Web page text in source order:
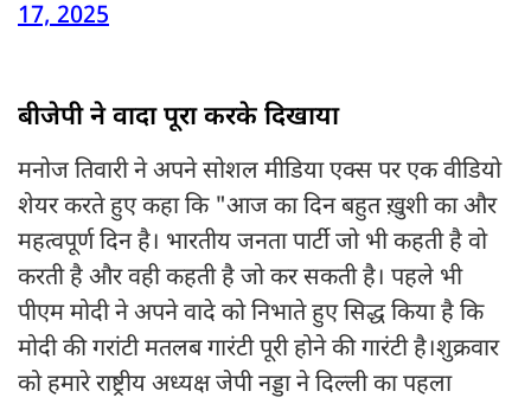
17, 2025
बीजेपी ने वादा पूरा करके दिखाया
मनोज तिवारी ने अपने सोशल मीडिया एक्स पर एक वीडियो
शेयर करते हुए कहा कि "आज का दिन बहुत ख़ुशी का और
महत्वपूर्ण दिन है। भारतीय जनता पार्टी जो भी कहती है वो
करती है और वही कहती है जो कर सकती है। पहले भी
पीएम मोदी ने अपने वादे को निभाते हुए सिद्ध किया है कि
मोदी की गरांटी मतलब गारंटी पूरी होने की गारंटी है।शुक्रवार
को हमारे राष्ट्रीय अध्यक्ष जेपी नड्डा ने दिल्ली का पहला